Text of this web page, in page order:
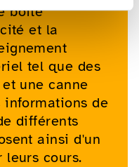
boîte
et la
tel que des
une canne
informations de
différents
ainsi d'un
leurs cours.